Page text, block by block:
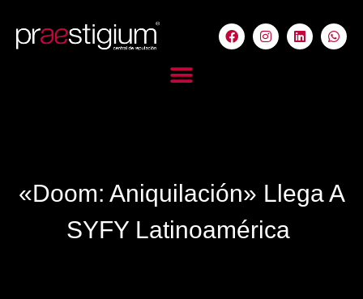
«Doom: Aniquilación» Llega A
SYFY Latinoamérica